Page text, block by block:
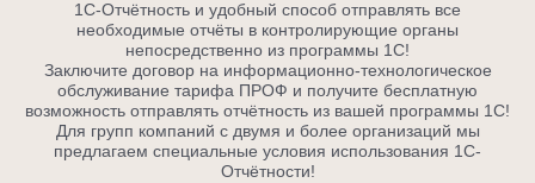
1С-Отчётность и удобный способ отправлять все
необходимые отчёты в контролирующие органы
непосредственно из программы 1С!
Заключите договор на информационно-технологическое
обслуживание тарифа ПРОФ и получите бесплатную
возможность отправлять отчётность из вашей программы 1С!
Для групп компаний с двумя и более организаций мы
предлагаем специальные условия использования 1С-
Отчётности!